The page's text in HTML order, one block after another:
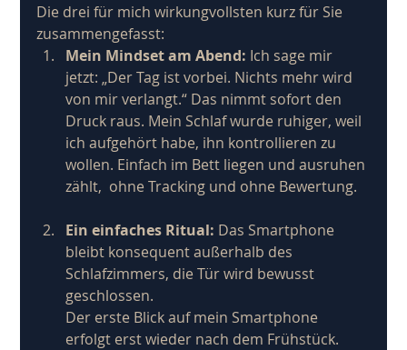
Die drei für mich wirkungvollsten kurz für Sie
zusammengefasst:
Mein Mindset am Abend: Ich sage mir
jetzt: „Der Tag ist vorbei. Nichts mehr wird
von mir verlangt.“ Das nimmt sofort den
Druck raus. Mein Schlaf wurde ruhiger, weil
ich aufgehört habe, ihn kontrollieren zu
wollen. Einfach im Bett liegen und ausruhen
zählt,  ohne Tracking und ohne Bewertung.
Ein einfaches Ritual: Das Smartphone
bleibt konsequent außerhalb des
Schlafzimmers, die Tür wird bewusst
geschlossen.
Der erste Blick auf mein Smartphone
erfolgt erst wieder nach dem Frühstück.